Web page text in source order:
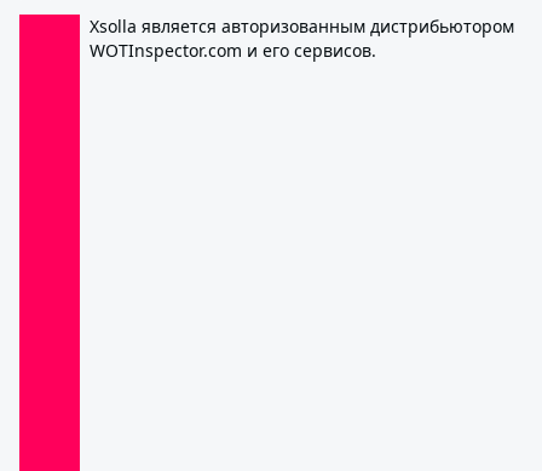
Xsolla является авторизованным дистрибьютором
WOTInspector.com и его сервисов.